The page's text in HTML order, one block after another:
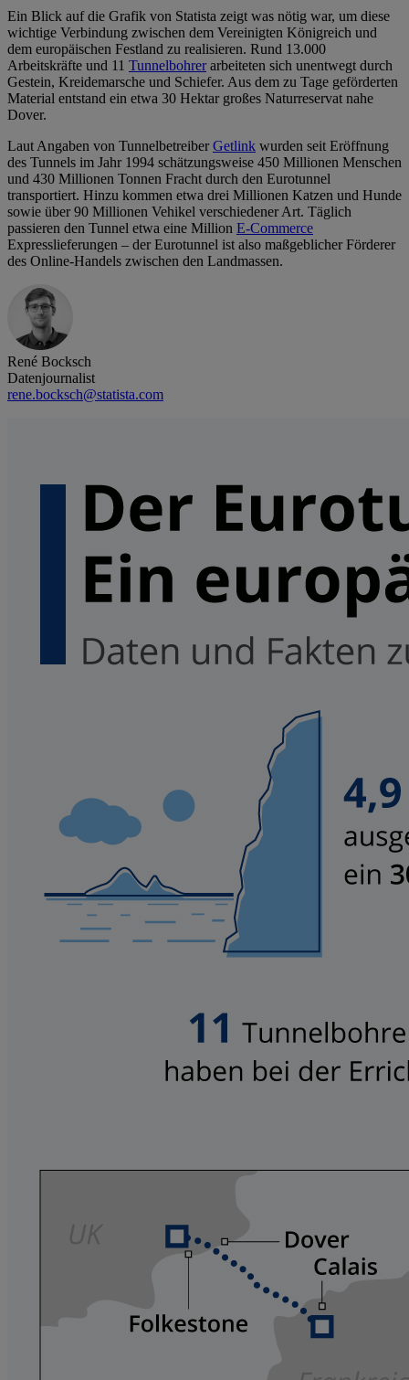
Ein Blick auf die Grafik von Statista zeigt was nötig war, um diese
wichtige Verbindung zwischen dem Vereinigten Königreich und
dem europäischen Festland zu realisieren. Rund 13.000
Arbeitskräfte und 11 Tunnelbohrerarbeiteten sich unentwegt durch
Gestein, Kreidemarsche und Schiefer. Aus dem zu Tage geförderten
Material entstand ein etwa 30 Hektar großes Naturreservat nahe
Dover.
Laut Angaben von TunnelbetreiberGetlink wurden seit Eröffnung
des Tunnels im Jahr 1994 schätzungsweise 450 Millionen Menschen
und 430 Millionen Tonnen Fracht durch den Eurotunnel
transportiert. Hinzu kommen etwa drei Millionen Katzen und Hunde
sowie über 90 Millionen Vehikel verschiedener Art. Täglich
passieren den Tunnel etwa eine Million E-Commerce
Expresslieferungen – der Eurotunnel ist also maßgeblicher Förderer
des Online-Handels zwischen den Landmassen.
René Bocksch
Datenjournalist
rene.bocksch@statista.com